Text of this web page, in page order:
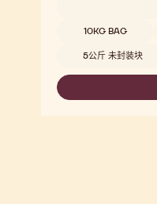
Beschikbare maten
10KG BAG
5公斤 未封装块